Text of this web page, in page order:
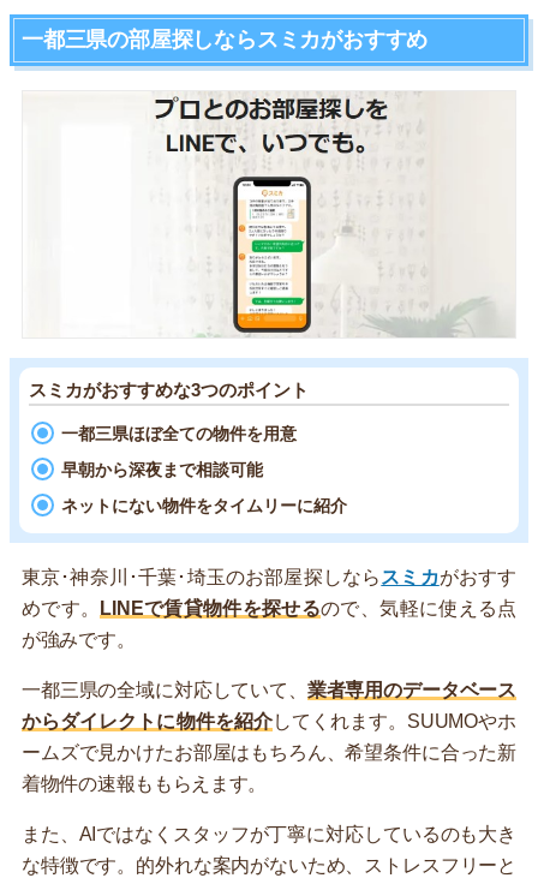
一都三県の部屋探しならスミカがおすすめ
スミカがおすすめな3つのポイント
一都三県ほぼ全ての物件を用意
早朝から深夜まで相談可能
ネットにない物件をタイムリーに紹介
東京･神奈川･千葉･埼玉のお部屋探しなら スミカがおすす
めです。
LINEで賃貸物件を探せるので、気軽に使える点
が強みです。
一都三県の全域に対応していて、 業者専用のデータベース
からダイレクトに物件を紹介してくれます。SUUMOやホ
ームズで見かけたお部屋はもちろん、希望条件に合った新
着物件の速報ももらえます。
また、AIではなくスタッフが丁寧に対応しているのも大き
な特徴です。的外れな案内がないため、ストレスフリーと